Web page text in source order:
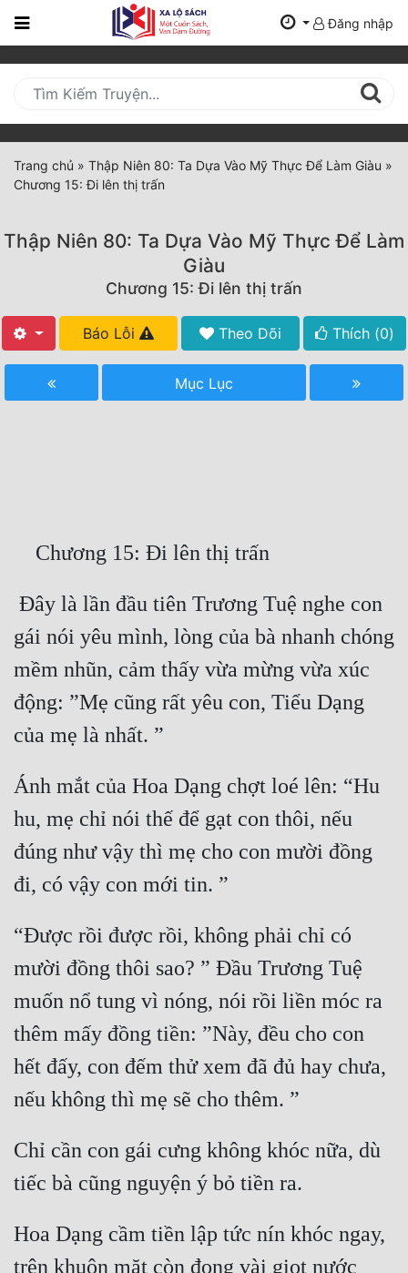
Trang
Mới
Cập
Nhật
(current)
Thể Loại
Truyện Mới Ra
Hoàn Thành
Truyện Dịch
Truyện ngắn
Xa Lộ Dịch
Cổ Tiên Hiệp
Cổ Đại
Dị Giới
Dị Năng
Gia Đấu
Huyền Nghi
Huyền Ảo
Hài Hước
Hệ Thống
Đăng nhập
Trang chủ » Thập Niên 80: Ta Dựa Vào Mỹ Thực Để Làm Giàu »
Chương 15: Đi lên thị trấn
Thập Niên 80: Ta Dựa Vào Mỹ Thực Để Làm
Giàu
Chương 15: Đi lên thị trấn
Báo Lỗi Theo Dõi Thích (0)
Mục Lục
    Chương 15: Đi lên thị trấn
gái nói yêu mình, lòng của bà nhanh chóng
mềm nhũn, cảm thấy vừa mừng vừa xúc
động: ”Mẹ cũng rất yêu con, Tiểu Dạng
của mẹ là nhất. ”
Ánh mắt của Hoa Dạng chợt loé lên: “Hu
hu, mẹ chỉ nói thế để gạt con thôi, nếu
đúng như vậy thì mẹ cho con mười đồng
đi, có vậy con mới tin. ”
“Được rồi được rồi, không phải chỉ có
mười đồng thôi sao? ” Đầu Trương Tuệ
muốn nổ tung vì nóng, nói rồi liền móc ra
thêm mấy đồng tiền: ”Này, đều cho con
hết đấy, con đếm thử xem đã đủ hay chưa,
nếu không thì mẹ sẽ cho thêm. ”
Chỉ cần con gái cưng không khóc nữa, dù
tiếc bà cũng nguyện ý bỏ tiền ra.
Hoa Dạng cầm tiền lập tức nín khóc ngay,
trên khuôn mặt còn đọng vài giọt nước